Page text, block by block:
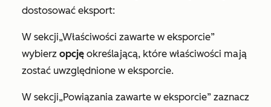
dostosować eksport:
W sekcji„Właściwości zawarte w eksporcie”
wybierz opcję określającą, które właściwości mają
zostać uwzględnione w eksporcie.
W sekcji„Powiązania zawarte w eksporcie” zaznacz